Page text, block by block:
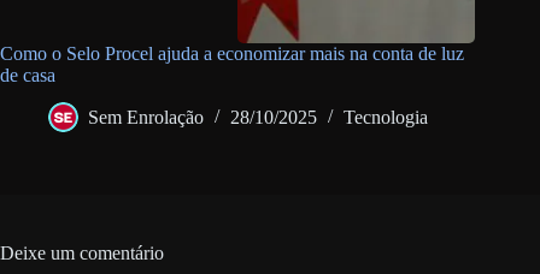
Como o Selo Procel ajuda a economizar mais na conta de luz
de casa
Sem Enrolação 28/10/2025 Tecnologia
Deixe um comentário